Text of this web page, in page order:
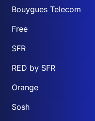
Bouygues Telecom
Free
SFR
RED by SFR
Orange
Sosh